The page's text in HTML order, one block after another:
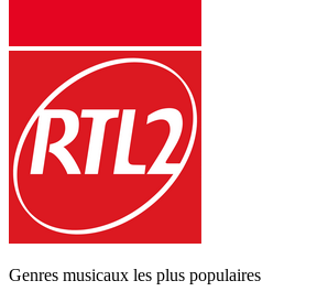
Genres musicaux les plus populaires